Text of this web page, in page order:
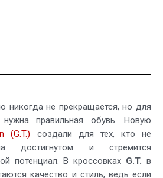
никогда не прекращается, но для
правильная обувь. Новую
(G.T.) создали для тех, кто не
достигнутом и стремится
потенциал. В кроссовках G.T. в
качество и стиль, ведь если